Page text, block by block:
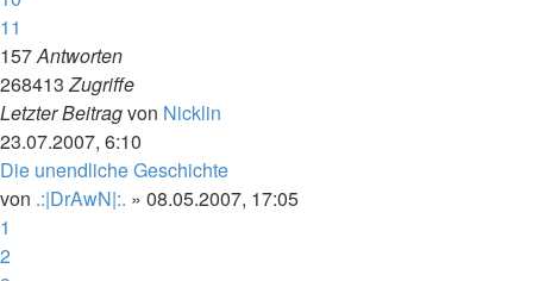
11
157Antworten
268413Zugriffe
Letzter Beitragvon Nicklin
23.07.2007, 6:10
Die unendliche Geschichte
von .:|DrAwN|:. » 08.05.2007, 17:05
1
2